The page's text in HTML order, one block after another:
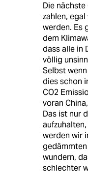
Die
zahlen,
werden. Es
dem
dass alle in
völlig
Selbst
dies schon
CO2
voran
Das ist nur
werden wir
wundern,
schlechter